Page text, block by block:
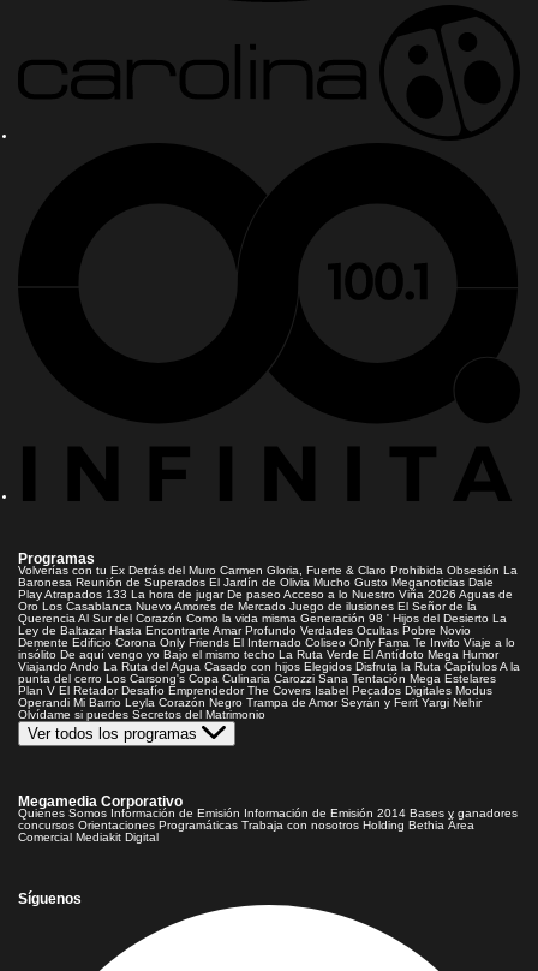
Programas
Volverías con tu Ex Detrás del Muro Carmen Gloria, Fuerte & Claro Prohibida Obsesión La
Baronesa Reunión de Superados El Jardín de Olivia Mucho Gusto Meganoticias Dale
PlayAtrapados 133 La hora de jugar De paseoAcceso a lo Nuestro Viña 2026 Aguas de
Oro Los Casablanca Nuevo Amores de Mercado Juego de ilusiones El Señor de la
Querencia Al Sur del Corazón Como la vida misma Generación 98 ' Hijos del Desierto La
Ley de Baltazar Hasta Encontrarte Amar Profundo Verdades Ocultas Pobre Novio
Demente Edificio Corona Only Friends El Internado Coliseo Only Fama Te Invito Viaje a lo
insólito De aquí vengo yo Bajo el mismo techo La Ruta Verde El Antídoto Mega Humor
Viajando Ando La Ruta del Agua Casado con hijos Elegidos Disfruta la Ruta CapítulosA la
punta del cerro Los Carsong's Copa Culinaria Carozzi Sana Tentación Mega Estelares
Plan V El Retador Desafío Emprendedor The Covers Isabel Pecados Digitales Modus
Operandi Mi Barrio Leyla Corazón Negro Trampa de Amor Seyrán y Ferit Yargi Nehir
Olvídame si puedes Secretos del Matrimonio
Ver todos los programas
Megamedia Corporativo
Quienes Somos Información de Emisión Información de Emisión 2014 Bases y ganadores
concursos Orientaciones Programáticas Trabaja con nosotros Holding Bethia Área
Comercial Mediakit Digital
Síguenos